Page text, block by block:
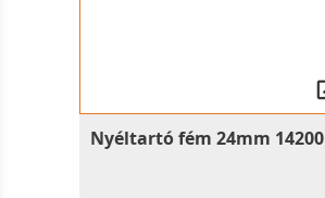
Nyéltartó fém 24mm 14200